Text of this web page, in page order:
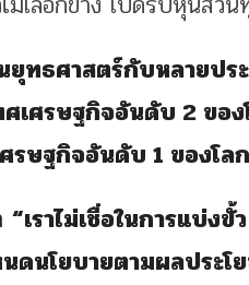
ยุทธศาสตร์กับหลายปร
เศรษฐกิจอันดับ 2 ของ
รษฐกิจอันดับ 1 ของโล
“เราไม่เชื่อในการแบ่ง
ดนโยบายตามผลประโ